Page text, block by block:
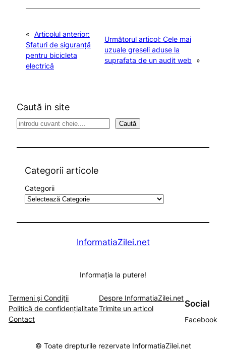
« Articolul anterior:
Sfaturi de siguranță
pentru bicicleta
electrică
Următorul articol: Cele mai
uzuale greseli aduse la
suprafata de un audit web
»
Caută in site
S
Caută
Categorii articole
Categorii
InformatiaZilei.net
Informația la putere!
Termeni și Condiții
Politică de confidențialitate
Contact
Despre InformatiaZilei.net
Trimite un articol
Social
Facebook
© Toate drepturile rezervate InformatiaZilei.net